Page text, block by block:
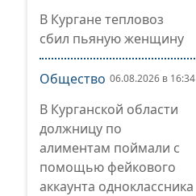
В Кургане тепловоз
сбил пьяную женщину
Общество 06.08.2026 в 16:34
В Курганской области
должницу по
алиментам поймали с
помощью фейкового
аккаунта одноклассника